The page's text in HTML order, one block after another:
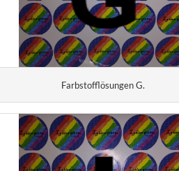
Farbstofflösungen G.